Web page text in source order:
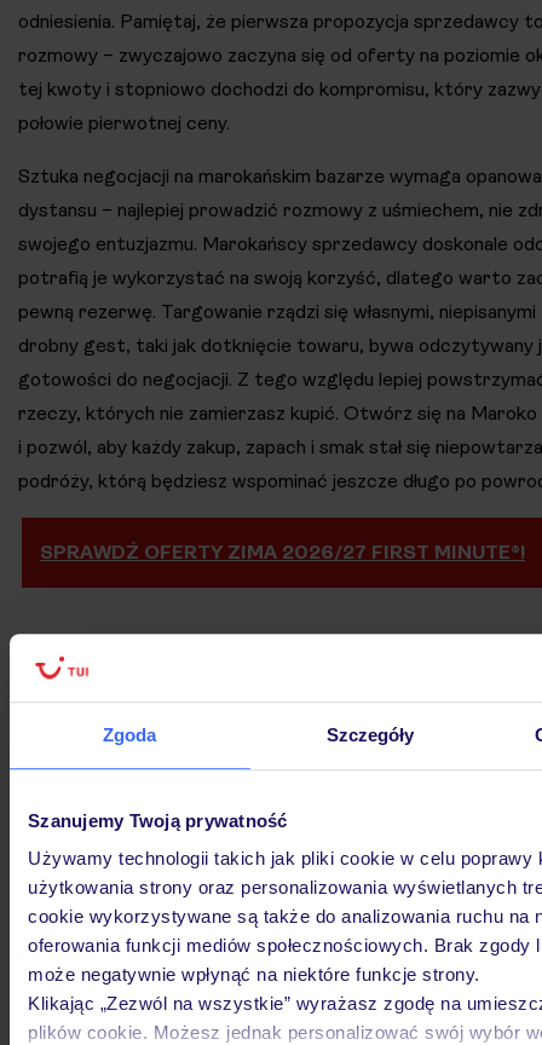
Zgoda Szczegóły
Szanujemy Twoją prywatność
Używamy technologii takich jak pliki cookie w celu poprawy
użytkowania strony oraz personalizowania wyświetlanych
cookie wykorzystywane są także do analizowania ruchu na
oferowania funkcji mediów społecznościowych. Brak zgody
może negatywnie wpłynąć na niektóre funkcje strony.
Klikając „Zezwól na wszystkie” wyrażasz zgodę na
plików cookie. Możesz jednak personalizować swój wybór
odniesienia. Pamiętaj, że pierwsza propozycja sprzedawcy
rozmowy – zwyczajowo zaczyna się od oferty na poziomie
tej kwoty i stopniowo dochodzi do kompromisu, który
połowie pierwotnej ceny.
Sztuka negocjacji na marokańskim bazarze wymaga
dystansu – najlepiej prowadzić rozmowy z uśmiechem, nie
swojego entuzjazmu. Marokańscy sprzedawcy doskonale
potrafią je wykorzystać na swoją korzyść, dlatego warto
pewną rezerwę. Targowanie rządzi się własnymi,
drobny gest, taki jak dotknięcie towaru, bywa odczytywany
gotowości do negocjacji. Z tego względu lepiej
rzeczy, których nie zamierzasz kupić. Otwórz się na Maroko
i pozwól, aby każdy zakup, zapach i smak stał się
podróży, którą będziesz wspominać jeszcze długo po
SPRAWDŹ OFERTY ZIMA 2026/27 FIRST MINUTE®!
Polecane hotele w Maroku